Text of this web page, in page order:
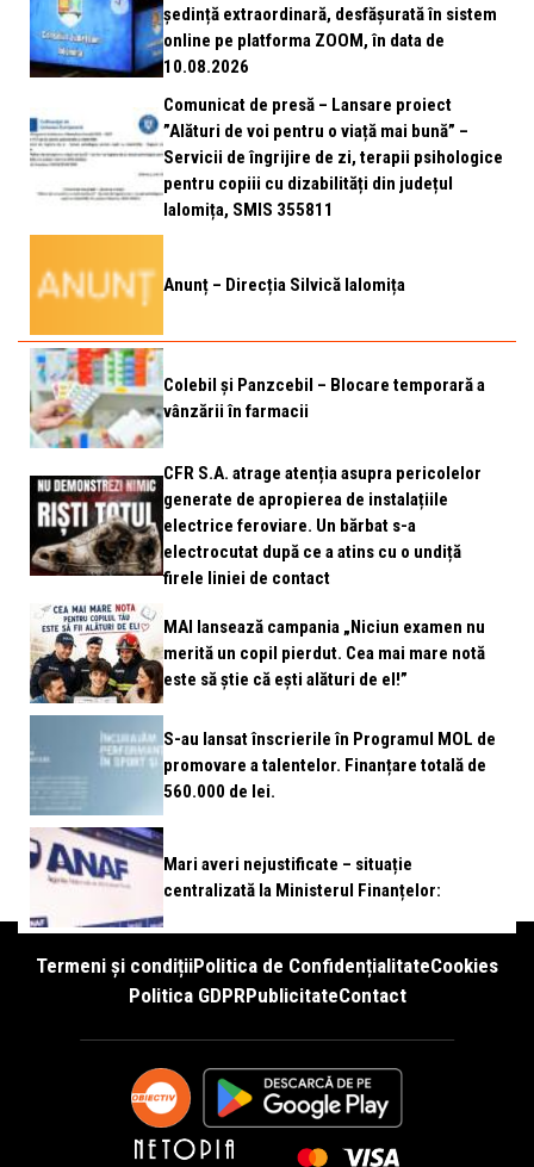
ședință extraordinară, desfășurată în sistem
online pe platforma ZOOM, în data de
10.08.2026
Comunicat de presă – Lansare proiect
”Alături de voi pentru o viață mai bună” –
Servicii de îngrijire de zi, terapii psihologice
pentru copiii cu dizabilități din județul
Ialomița, SMIS 355811
Anunț – Direcția Silvică Ialomița
Colebil și Panzcebil – Blocare temporară a
vânzării în farmacii
CFR S.A. atrage atenția asupra pericolelor
generate de apropierea de instalațiile
electrice feroviare. Un bărbat s-a
electrocutat după ce a atins cu o undiță
firele liniei de contact
MAI lansează campania „Niciun examen nu
merită un copil pierdut. Cea mai mare notă
este să știe că ești alături de el!”
S-au lansat înscrierile în Programul MOL de
promovare a talentelor. Finanțare totală de
560.000 de lei.
Mari averi nejustificate – situație
centralizată la Ministerul Finanțelor:
Termeni și condițiiPolitica de ConfidențialitateCookies
Politica GDPRPublicitateContact